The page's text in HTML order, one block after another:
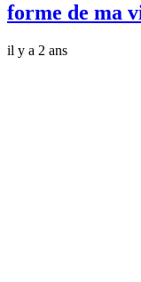
forme de ma
il y a 2 ans